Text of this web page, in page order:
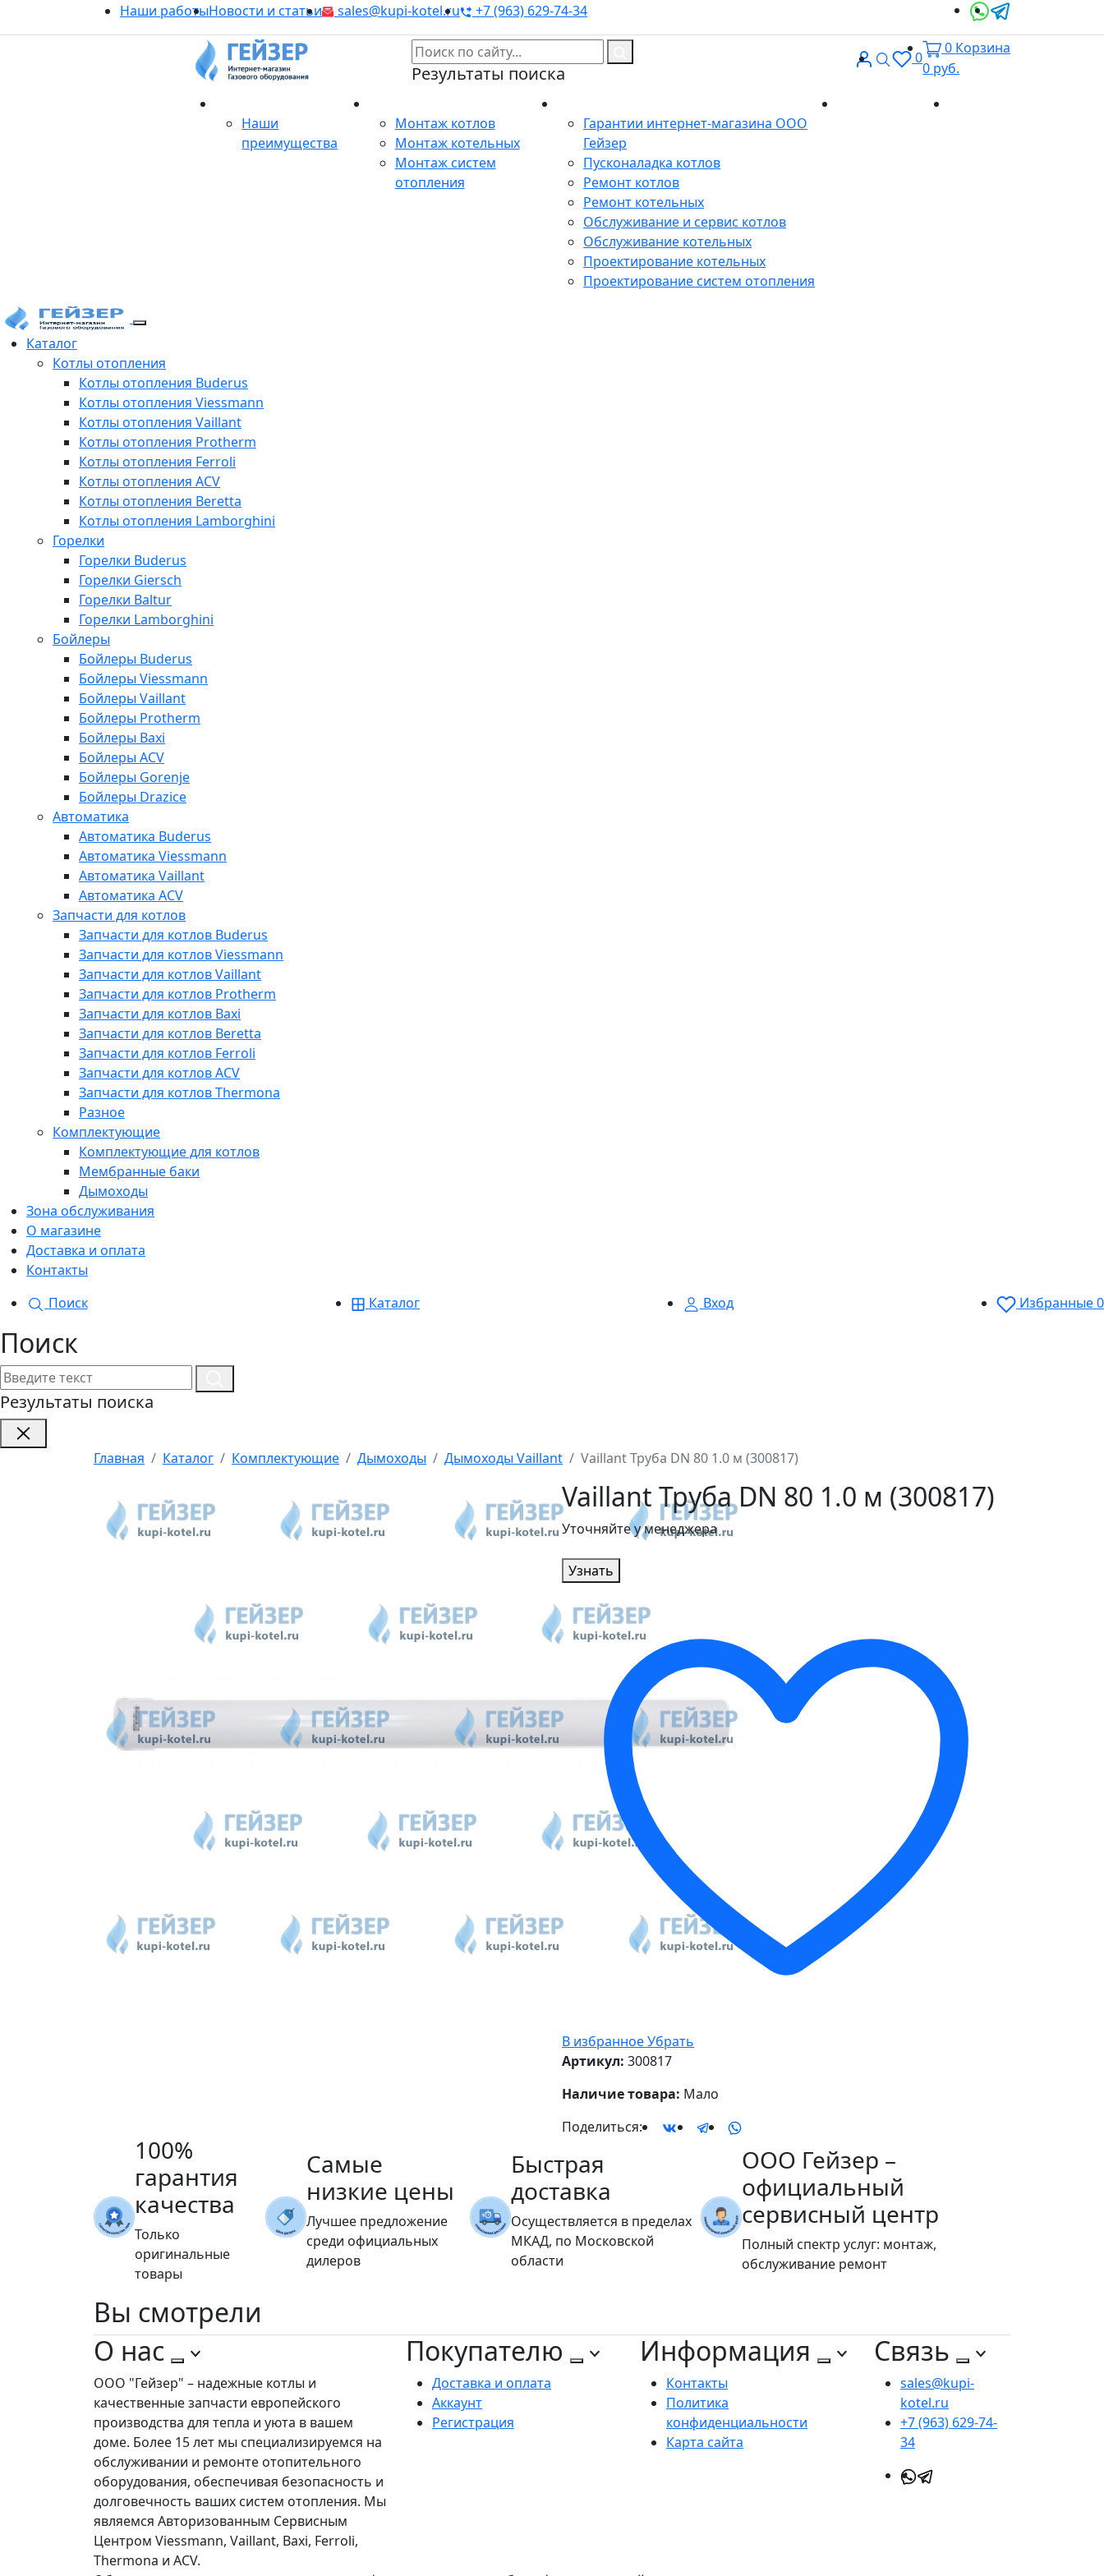
Наши работыНовости и статьи sales@kupi-kotel.ru +7 (963) 629-74-34
Результаты поиска
ВходПоиск
0
0 Корзина
0 руб.
Наши
преимущества
Монтаж котлов
Монтаж котельных
Монтаж систем
отопления
Гарантии интернет-магазина ООО
Гейзер
Пусконаладка котлов
Ремонт котлов
Ремонт котельных
Обслуживание и сервис котлов
Обслуживание котельных
Проектирование котельных
Проектирование систем отопления
Каталог
Котлы отопления
Котлы отопления Buderus
Котлы отопления Viessmann
Котлы отопления Vaillant
Котлы отопления Protherm
Котлы отопления Ferroli
Котлы отопления ACV
Котлы отопления Beretta
Котлы отопления Lamborghini
Горелки
Горелки Buderus
Горелки Giersch
Горелки Baltur
Горелки Lamborghini
Бойлеры
Бойлеры Buderus
Бойлеры Viessmann
Бойлеры Vaillant
Бойлеры Protherm
Бойлеры Baxi
Бойлеры ACV
Бойлеры Gorenje
Бойлеры Drazice
Автоматика
Автоматика Buderus
Автоматика Viessmann
Автоматика Vaillant
Автоматика ACV
Запчасти для котлов
Запчасти для котлов Buderus
Запчасти для котлов Viessmann
Запчасти для котлов Vaillant
Запчасти для котлов Protherm
Запчасти для котлов Baxi
Запчасти для котлов Beretta
Запчасти для котлов Ferroli
Запчасти для котлов ACV
Запчасти для котлов Thermona
Разное
Комплектующие
Комплектующие для котлов
Мембранные баки
Дымоходы
Зона обслуживания
О магазине
Доставка и оплата
Контакты
Поиск
Каталог Вход Избранные0
Поиск
Результаты поиска
Главная Каталог Комплектующие Дымоходы Дымоходы Vaillant Vaillant Труба DN 80 1.0 м (300817)
Vaillant Труба DN 80 1.0 м (300817)
Уточняйте у менеджера
Узнать
В избранноеУбрать
Артикул: 300817
Наличие товара: Мало
Поделиться:
100%
гарантия
качества
Только
оригинальные
товары
Самые
низкие цены
Лучшее предложение
среди официальных
дилеров
Быстрая
доставка
Осуществляется в пределах
МКАД, по Московской
области
ООО Гейзер –
официальный
сервисный центр
Полный спектр услуг: монтаж,
обслуживание ремонт
Вы смотрели
О нас
ООО "Гейзер" – надежные котлы и
качественные запчасти европейского
производства для тепла и уюта в вашем
доме. Более 15 лет мы специализируемся на
обслуживании и ремонте отопительного
оборудования, обеспечивая безопасность и
долговечность ваших систем отопления. Мы
являемся Авторизованным Сервисным
Центром Viessmann, Vaillant, Baxi, Ferroli,
Thermona и ACV.
Покупателю
Доставка и оплата
Аккаунт
Регистрация
Информация
Контакты
Политика
конфиденциальности
Карта сайта
Связь
sales@kupi-
kotel.ru
+7 (963) 629-74-
34